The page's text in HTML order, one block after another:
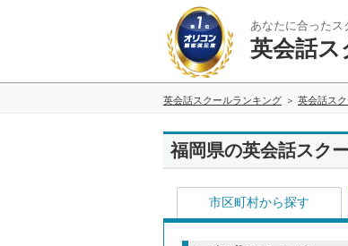
あなたに合ったス
英会話ス
英会話スクールランキング 英会話ス
福岡県の英会話スク
市区町村から探す